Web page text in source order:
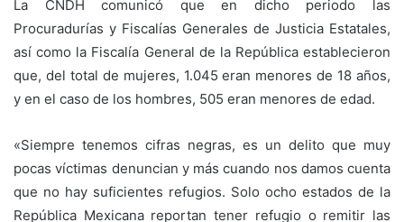
La CNDH comunicó que en dicho periodo las
Procuradurías y Fiscalías Generales de Justicia Estatales,
así como la Fiscalía General de la República establecieron
que, del total de mujeres, 1.045 eran menores de 18 años,
y en el caso de los hombres, 505 eran menores de edad.
«Siempre tenemos cifras negras, es un delito que muy
pocas víctimas denuncian y más cuando nos damos cuenta
que no hay suficientes refugios. Solo ocho estados de la
República Mexicana reportan tener refugio o remitir las